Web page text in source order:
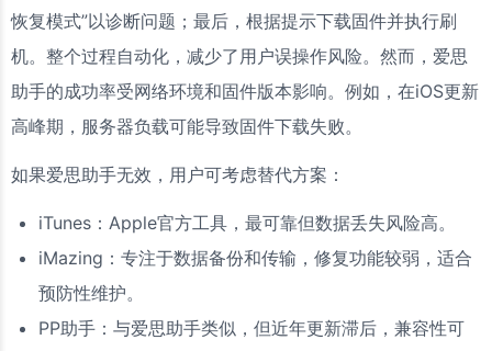
恢复模式”以诊断问题；最后，根据提示下载固件并执行刷
机。整个过程自动化，减少了用户误操作风险。然而，爱思
助手的成功率受网络环境和固件版本影响。例如，在iOS更新
高峰期，服务器负载可能导致固件下载失败。
如果爱思助手无效，用户可考虑替代方案：
iTunes：Apple官方工具，最可靠但数据丢失风险高。
iMazing：专注于数据备份和传输，修复功能较弱，适合
预防性维护。
PP助手：与爱思助手类似，但近年更新滞后，兼容性可